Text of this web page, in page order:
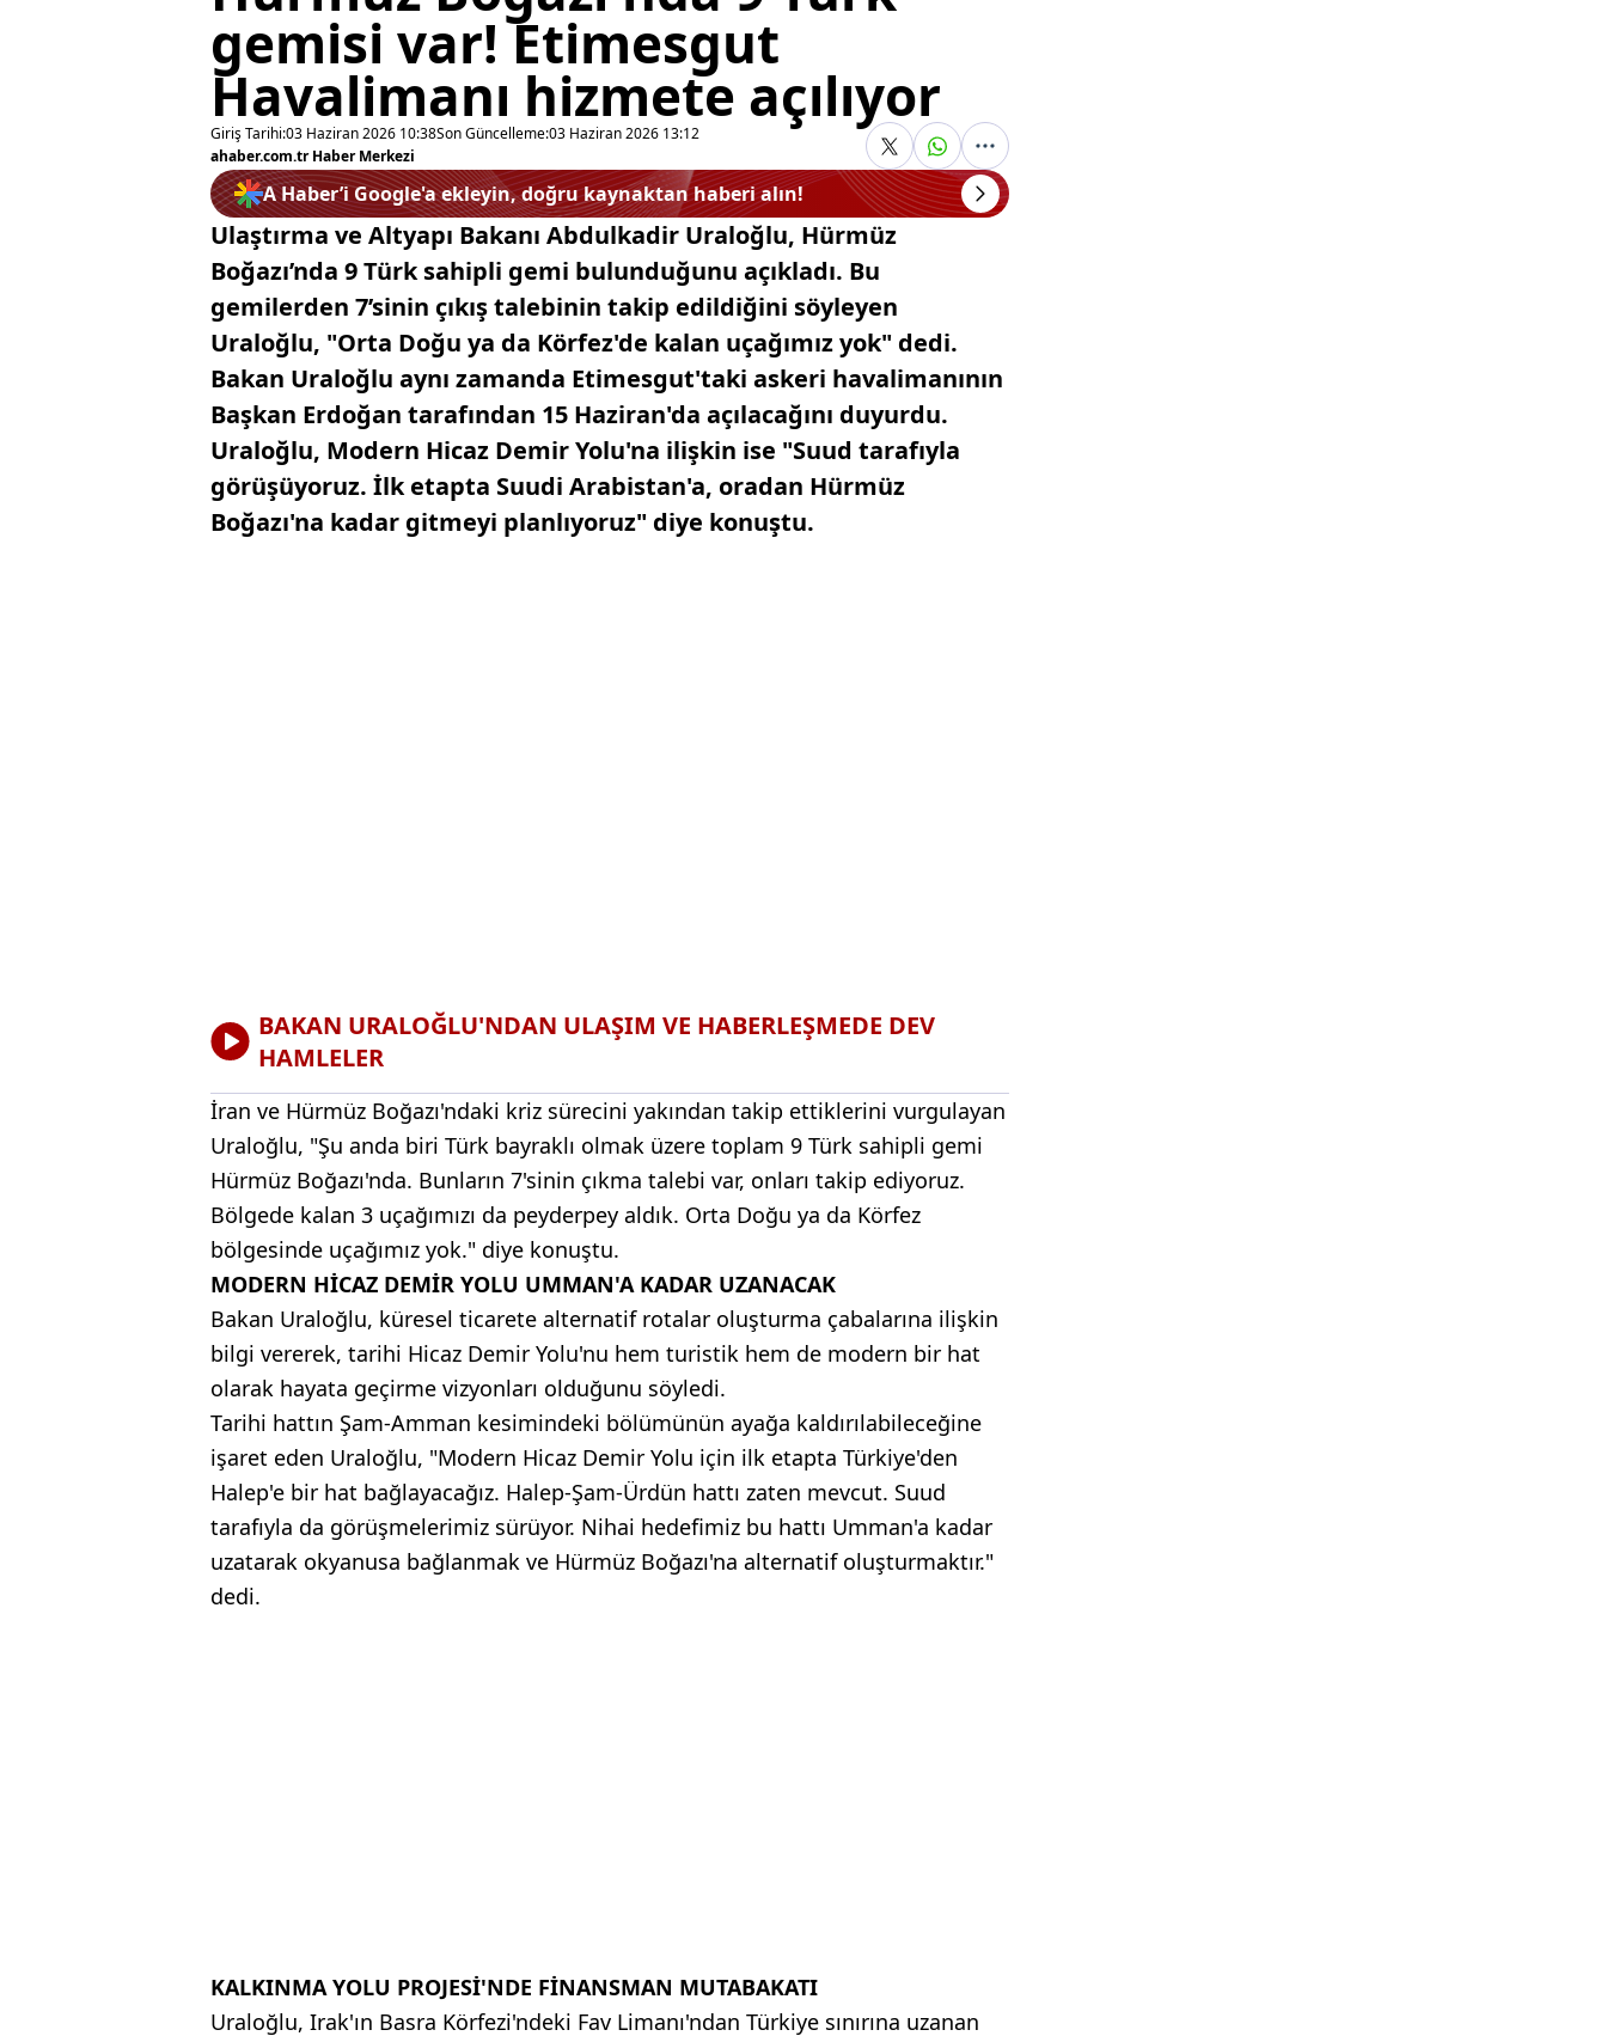
gemisi var! Etimesgut
Havalimanı hizmete açılıyor
Giriş Tarihi:03 Haziran 2026 10:38Son Güncelleme:03 Haziran 2026 13:12
ahaber.com.tr Haber Merkezi
A Haber’i Google'a ekleyin, doğru kaynaktan haberi alın!
Ulaştırma ve Altyapı Bakanı Abdulkadir Uraloğlu, Hürmüz
Boğazı’nda 9 Türk sahipli gemi bulunduğunu açıkladı. Bu
gemilerden 7’sinin çıkış talebinin takip edildiğini söyleyen
Uraloğlu, "Orta Doğu ya da Körfez'de kalan uçağımız yok" dedi.
Bakan Uraloğlu aynı zamanda Etimesgut'taki askeri havalimanının
Başkan Erdoğan tarafından 15 Haziran'da açılacağını duyurdu.
Uraloğlu, Modern Hicaz Demir Yolu'na ilişkin ise "Suud tarafıyla
görüşüyoruz. İlk etapta Suudi Arabistan'a, oradan Hürmüz
Boğazı'na kadar gitmeyi planlıyoruz" diye konuştu.
BAKAN URALOĞLU'NDAN ULAŞIM VE HABERLEŞMEDE DEV
HAMLELER
İran ve Hürmüz Boğazı'ndaki kriz sürecini yakından takip ettiklerini vurgulayan
Uraloğlu, "Şu anda biri Türk bayraklı olmak üzere toplam 9 Türk sahipli gemi
Hürmüz Boğazı'nda. Bunların 7'sinin çıkma talebi var, onları takip ediyoruz.
Bölgede kalan 3 uçağımızı da peyderpey aldık. Orta Doğu ya da Körfez
bölgesinde uçağımız yok." diye konuştu.
MODERN HİCAZ DEMİR YOLU UMMAN'A KADAR UZANACAK
Bakan Uraloğlu, küresel ticarete alternatif rotalar oluşturma çabalarına ilişkin
bilgi vererek, tarihi Hicaz Demir Yolu'nu hem turistik hem de modern bir hat
olarak hayata geçirme vizyonları olduğunu söyledi.
Tarihi hattın Şam-Amman kesimindeki bölümünün ayağa kaldırılabileceğine
işaret eden Uraloğlu, "Modern Hicaz Demir Yolu için ilk etapta Türkiye'den
Halep'e bir hat bağlayacağız. Halep-Şam-Ürdün hattı zaten mevcut. Suud
tarafıyla da görüşmelerimiz sürüyor. Nihai hedefimiz bu hattı Umman'a kadar
uzatarak okyanusa bağlanmak ve Hürmüz Boğazı'na alternatif oluşturmaktır."
dedi.
KALKINMA YOLU PROJESİ'NDE FİNANSMAN MUTABAKATI
Uraloğlu, Irak'ın Basra Körfezi'ndeki Fav Limanı'ndan Türkiye sınırına uzanan